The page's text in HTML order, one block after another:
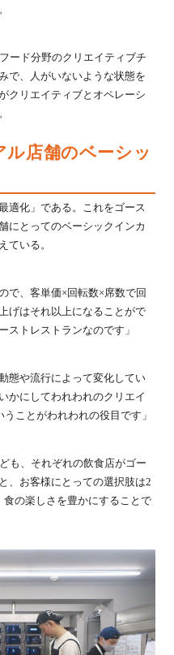
ード分野のクリエイティブチ
で、人がいないような状態を
クリエイティブとオペレーシ
ル店舗のベーシッ
適化」である。これをゴース
にとってのベーシックインカ
ている。
で、客単価×回転数×席数で回
げはそれ以上になることがで
ストレストランなのです」
態や流行によって変化してい
かにしてわれわれのクリエイ
ことがわれわれの役目です」
も、それぞれの飲食店がゴー
、お客様にとっての選択肢は2
の楽しさを豊かにすることで